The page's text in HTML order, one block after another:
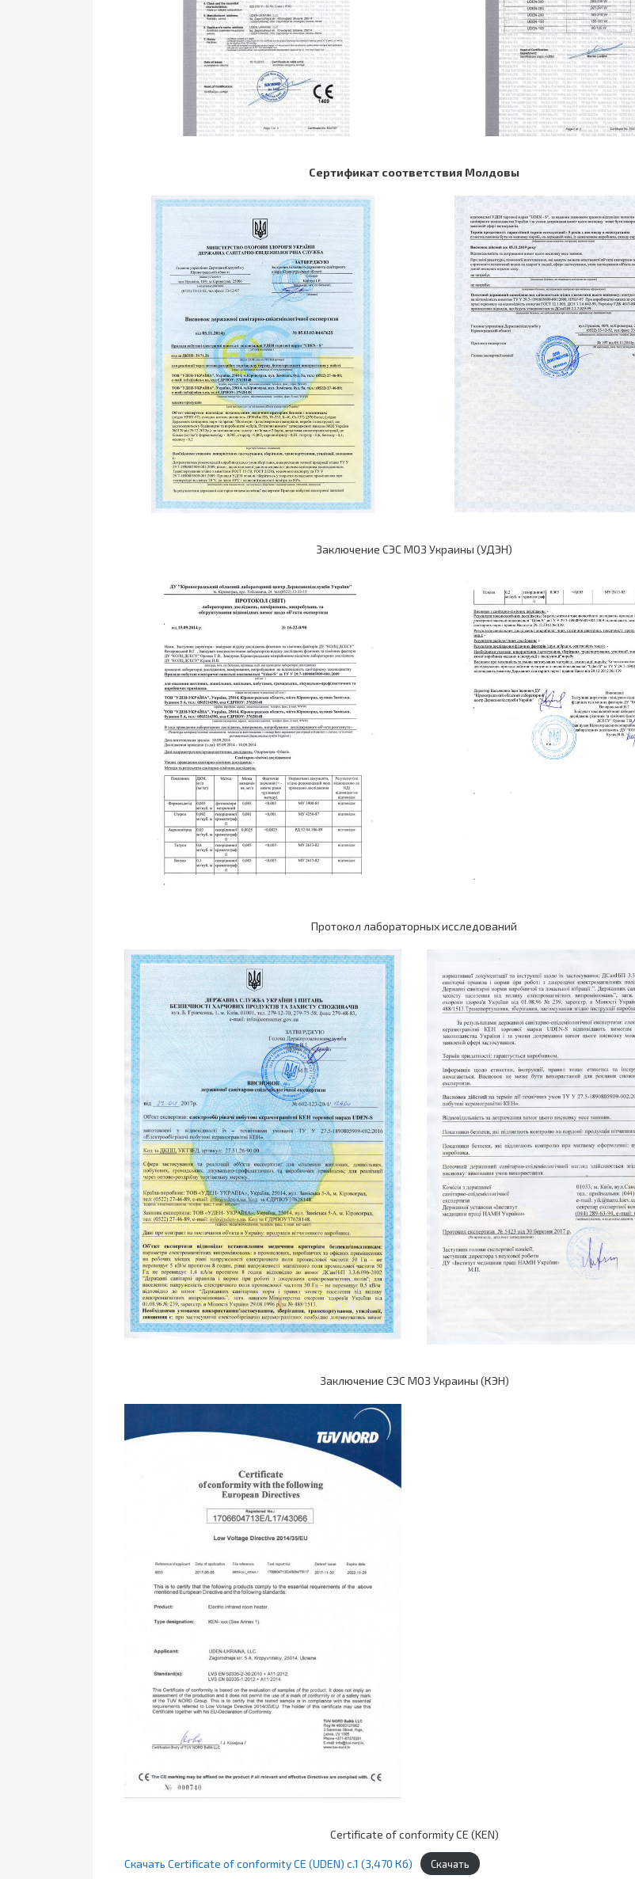
Cертификат соответствия Молдовы
Заключение СЭС МОЗ Украины (УДЭН)
Протокол лабораторных исследований
Заключение СЭС МОЗ Украины (КЭН)
Certificate of conformity СЕ (KEN)
Скачать Certificate of conformity CE (UDEN) c.1 (3,470 Кб) Скачать